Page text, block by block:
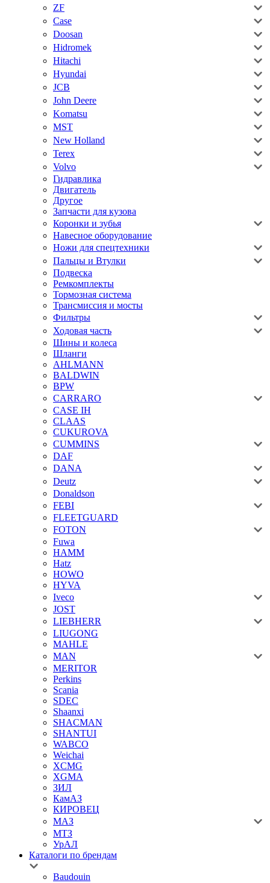
ZF
Case
Doosan
Hidromek
Hitachi
Hyundai
JCB
John Deere
Komatsu
MST
New Holland
Terex
Volvo
Гидравлика
Двигатель
Другое
Запчасти для кузова
Коронки и зубья
Навесное оборудование
Ножи для спецтехники
Пальцы и Втулки
Подвеска
Ремкомплекты
Тормозная система
Трансмиссия и мосты
Фильтры
Ходовая часть
Шины и колеса
Шланги
AHLMANN
BALDWIN
BPW
CARRARO
CASE IH
CLAAS
CUKUROVA
CUMMINS
DAF
DANA
Deutz
Donaldson
FEBI
FLEETGUARD
FOTON
Fuwa
HAMM
Hatz
HOWO
HYVA
Iveco
JOST
LIEBHERR
LIUGONG
MAHLE
MAN
MERITOR
Perkins
Scania
SDEC
Shaanxi
SHACMAN
SHANTUI
WABCO
Weichai
XCMG
XGMA
ЗИЛ
КамАЗ
КИРОВЕЦ
МАЗ
МТЗ
УрАЛ
Каталоги по брендам
Baudouin